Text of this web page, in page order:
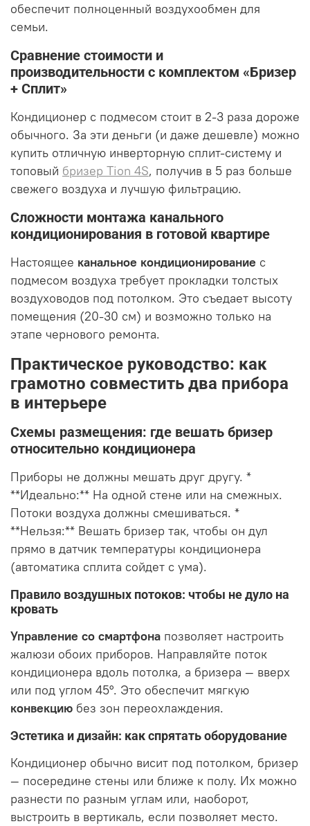
обеспечит полноценный воздухообмен для
семьи.
Сравнение стоимости и
производительности с комплектом «Бризер
+ Сплит»
Кондиционер с подмесом стоит в 2-3 раза дороже
обычного. За эти деньги (и даже дешевле) можно
купить отличную инверторную сплит-систему и
топовый бризер Tion 4S, получив в 5 раз больше
свежего воздуха и лучшую фильтрацию.
Сложности монтажа канального
кондиционирования в готовой квартире
Настоящее канальное кондиционирование с
подмесом воздуха требует прокладки толстых
воздуховодов под потолком. Это съедает высоту
помещения (20-30 см) и возможно только на
этапе чернового ремонта.
Практическое руководство: как
грамотно совместить два прибора
в интерьере
Схемы размещения: где вешать бризер
относительно кондиционера
Приборы не должны мешать друг другу. *
**Идеально:** На одной стене или на смежных.
Потоки воздуха должны смешиваться. *
**Нельзя:** Вешать бризер так, чтобы он дул
прямо в датчик температуры кондиционера
(автоматика сплита сойдет с ума).
Правило воздушных потоков: чтобы не дуло на
кровать
Управление со смартфона позволяет настроить
жалюзи обоих приборов. Направляйте поток
кондиционера вдоль потолка, а бризера — вверх
или под углом 45°. Это обеспечит мягкую
конвекцию без зон переохлаждения.
Эстетика и дизайн: как спрятать оборудование
Кондиционер обычно висит под потолком, бризер
— посередине стены или ближе к полу. Их можно
разнести по разным углам или, наоборот,
выстроить в вертикаль, если позволяет место.